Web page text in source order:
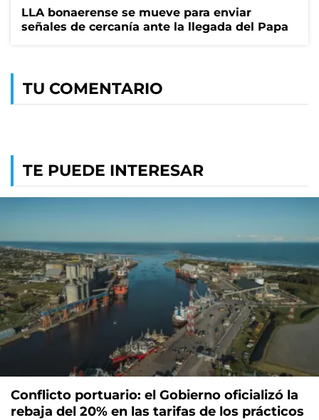
LLA bonaerense se mueve para enviar
señales de cercanía ante la llegada del Papa
TU COMENTARIO
TE PUEDE INTERESAR
Conflicto portuario: el Gobierno oficializó la
rebaja del 20% en las tarifas de los prácticos